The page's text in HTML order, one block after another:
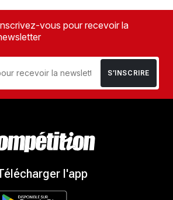
vous pour recevoir la
S’INSCRIRE
l'app